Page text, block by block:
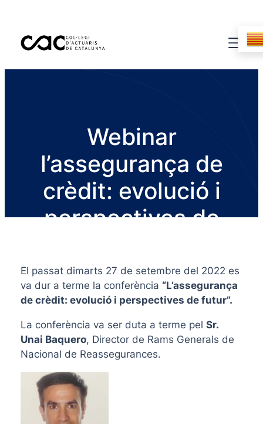
Webinar
l’assegurança de
crèdit: evolució i
perspectives de
El passat dimarts 27 de setembre del 2022 es
va dur a terme la conferència “L’assegurança
de crèdit: evolució i perspectives de futur”.
La conferència va ser duta a terme pel Sr.
Unai Baquero, Director de Rams Generals de
Nacional de Reassegurances.